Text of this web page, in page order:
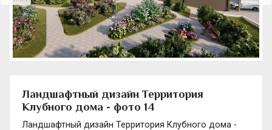
Ландшафтный дизайн Территория
Клубного дома - фото 14
Ландшафтный дизайн Территория Клубного дома -